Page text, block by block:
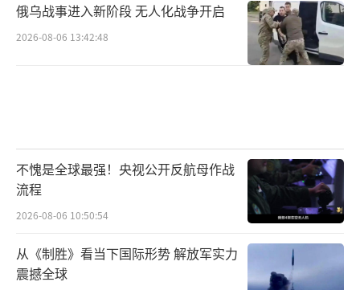
俄乌战事进入新阶段 无人化战争开启
2026-08-06 13:42:48
不愧是全球最强！央视公开反航母作战
流程
2026-08-06 10:50:54
从《制胜》看当下国际形势 解放军实力
震撼全球